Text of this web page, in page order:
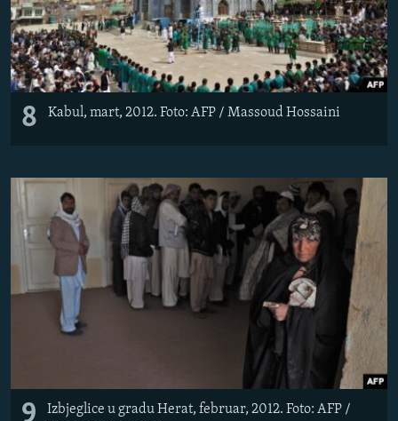
8 Kabul, mart, 2012. Foto: AFP / Massoud Hossaini
Izbjeglice u gradu Herat, februar, 2012. Foto: AFP /